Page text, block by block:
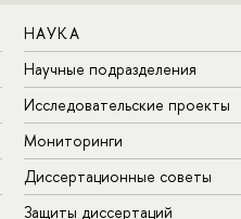
НАУКА
Научные подразделения
Исследовательские проекты
Мониторинги
Диссертационные советы
Защиты диссертаций